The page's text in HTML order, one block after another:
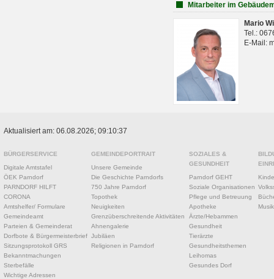
Mitarbeiter im
Mario
Tel.:
E-Mail:
Aktualisiert am: 06.08.2026; 09:10:37
BÜRGERSERVICE
Digitale Amtstafel
ÖEK Parndorf
PARNDORF HILFT
CORONA
Amtshelfer/ Formulare
Gemeindeamt
Parteien & Gemeinderat
Dorfbote & Bürgermeisterbrief
Sitzungsprotokoll GRS
Bekanntmachungen
Sterbefälle
Wichtige Adressen
GEMEINDEPORTRAIT
Unsere Gemeinde
Die Geschichte Parndorfs
750 Jahre Parndorf
Topothek
Neuigkeiten
Grenzüberschreitende Aktivitäten
Ahnengalerie
Jubiläen
Religionen in Parndorf
SOZIALES &
GESUNDHEIT
Parndorf GEHT
Soziale Organisationen
Pflege und Betreuung
Apotheke
Ärzte/Hebammen
Gesundheit
Tierärzte
Gesundheitsthemen
Leihomas
Gesundes Dorf